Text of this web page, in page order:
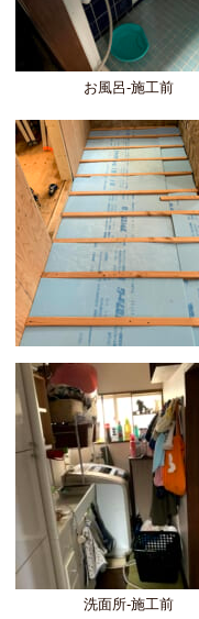
お風呂-施工前
洗面所-施工前